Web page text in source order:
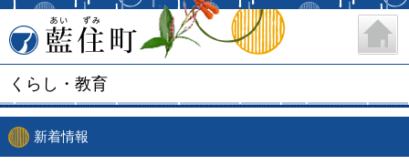
藍住町
くらし・教育
新着情報